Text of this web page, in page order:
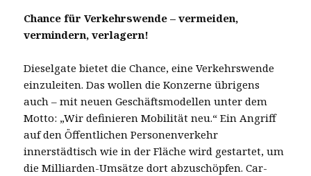
Chance für Verkehrswende – vermeiden,
vermindern, verlagern!
Dieselgate bietet die Chance, eine Verkehrswende
einzuleiten. Das wollen die Konzerne übrigens
auch – mit neuen Geschäftsmodellen unter dem
Motto: „Wir definieren Mobilität neu.“ Ein Angriff
auf den Öffentlichen Personenverkehr
innerstädtisch wie in der Fläche wird gestartet, um
die Milliarden-Umsätze dort abzuschöpfen. Car-